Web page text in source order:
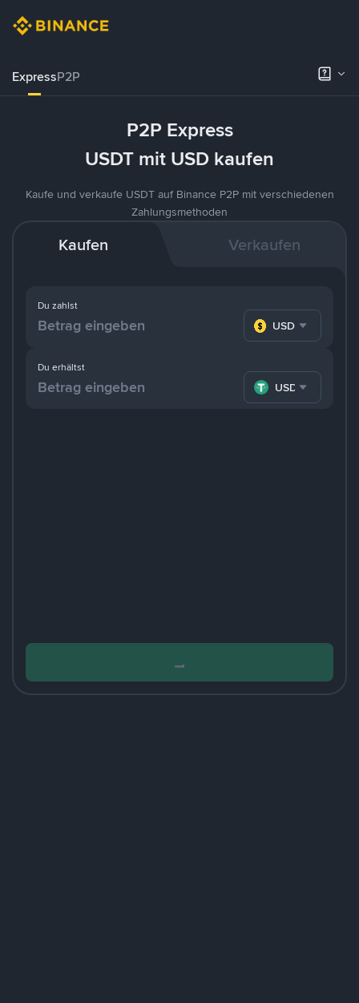
ExpressP2P
P2P Express
USDT mit USD kaufen
Kaufe und verkaufe USDT auf Binance P2P mit verschiedenen
Zahlungsmethoden
Kaufen Verkaufen
Du zahlst
USD
Du erhältst
USDT